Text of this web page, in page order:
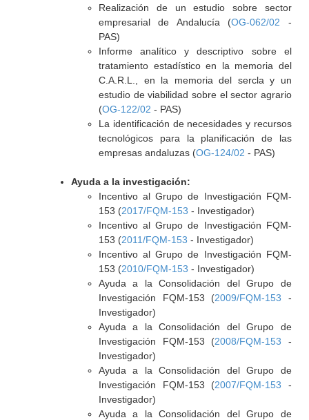
Realización de un estudio sobre sector
empresarial de Andalucía (OG-062/02 -
PAS)
Informe analítico y descriptivo sobre el
tratamiento estadístico en la memoria del
C.A.R.L., en la memoria del sercla y un
estudio de viabilidad sobre el sector agrario
(OG-122/02 - PAS)
La identificación de necesidades y recursos
tecnológicos para la planificación de las
empresas andaluzas (OG-124/02 - PAS)
Ayuda a la investigación:
Incentivo al Grupo de Investigación FQM-
153 (2017/FQM-153 - Investigador)
Incentivo al Grupo de Investigación FQM-
153 (2011/FQM-153 - Investigador)
Incentivo al Grupo de Investigación FQM-
153 (2010/FQM-153 - Investigador)
Ayuda a la Consolidación del Grupo de
Investigación FQM-153 (2009/FQM-153 -
Investigador)
Ayuda a la Consolidación del Grupo de
Investigación FQM-153 (2008/FQM-153 -
Investigador)
Ayuda a la Consolidación del Grupo de
Investigación FQM-153 (2007/FQM-153 -
Investigador)
Ayuda a la Consolidación del Grupo de